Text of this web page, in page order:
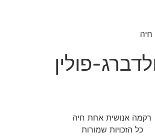
פולין
רקמה אנושית אחת חיה
כל הזכויות שמורות